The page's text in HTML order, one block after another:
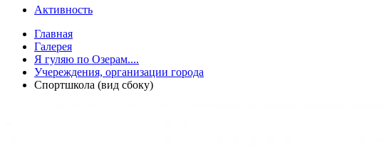
Активность
Главная
Галерея
Я гуляю по Озерам....
Учереждения, организации города
Спортшкола (вид сбоку)